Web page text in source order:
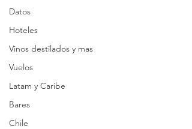
Datos
Hoteles
Vinos destilados y mas
Vuelos
Latam y Caribe
Bares
Chile